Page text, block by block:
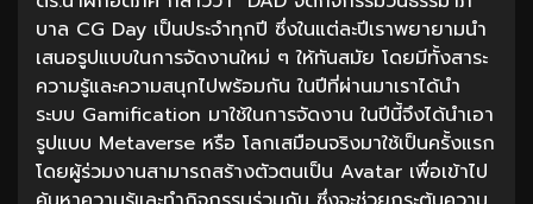
บาล CG Day เป็นประจำทุกปี ซึ่งในแต่ละปีเราพยายามนำ
เสนอรูปแบบในการจัดงานใหม่ ๆ ให้ทันสมัย โดยมีทั้งสาระ
ความรู้และความสนุกไปพร้อมกัน ในปีที่ผ่านมาเราได้นำ
ระบบ Gamification มาใช้ในการจัดงาน ในปีนี้จึงได้นำเอา
รูปแบบ Metaverse หรือ โลกเสมือนจริงมาใช้เป็นครั้งแรก
โดยผู้ร่วมงานสามารถสร้างตัวตนเป็น Avatar เพื่อเข้าไป